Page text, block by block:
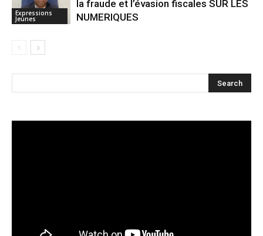
Expressions
Jeunes
la fraude et l’évasion fiscales SUR LES
NUMERIQUES